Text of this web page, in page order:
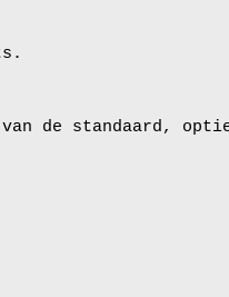
de standaard,